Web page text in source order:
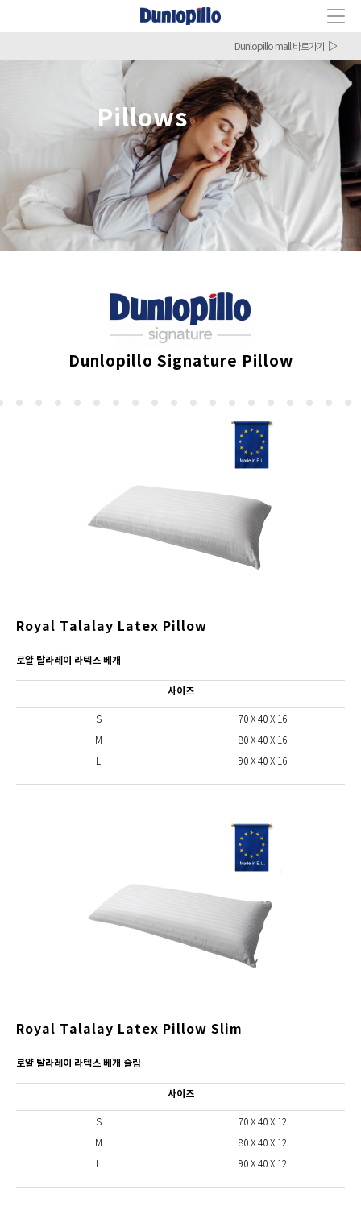
Dunlopillo mall 바로가기
Pillows
Dunlopillo Signature Pillow
Royal Talalay Latex Pillow
로얄 탈라레이 라텍스 베개
사이즈
S
M
L
70 X 40 X 16
80 X 40 X 16
90 X 40 X 16
Royal Talalay Latex Pillow Slim
로얄 탈라레이 라텍스 베개 슬림
사이즈
S
M
L
70 X 40 X 12
80 X 40 X 12
90 X 40 X 12